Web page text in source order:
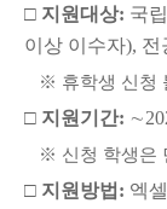
□ 지원대상: 국
이상 이수자), 전
※ 휴학생 신청
□ 지원기간: ∼
※ 신청 학생은
□ 지원방법 : 엑